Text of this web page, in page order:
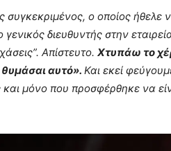
ο οποίος ήθελε
διευθυντής στην
Απίστευτο. Χτυπάω το
αυτό». Και εκεί
μόνο που προσφέρθηκε να